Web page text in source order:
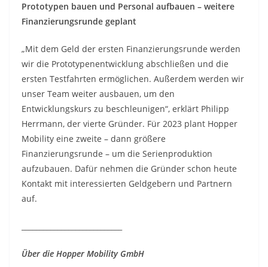
Prototypen bauen und Personal aufbauen – weitere
Finanzierungsrunde geplant
„Mit dem Geld der ersten Finanzierungsrunde werden
wir die Prototypenentwicklung abschließen und die
ersten Testfahrten ermöglichen. Außerdem werden wir
unser Team weiter ausbauen, um den
Entwicklungskurs zu beschleunigen“, erklärt Philipp
Herrmann, der vierte Gründer. Für 2023 plant Hopper
Mobility eine zweite – dann größere
Finanzierungsrunde – um die Serienproduktion
aufzubauen. Dafür nehmen die Gründer schon heute
Kontakt mit interessierten Geldgebern und Partnern
auf.
Über die Hopper Mobility GmbH